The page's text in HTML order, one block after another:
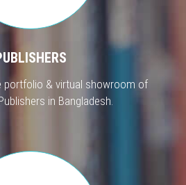
portfolio & virtual showroom of
in Bangladesh.